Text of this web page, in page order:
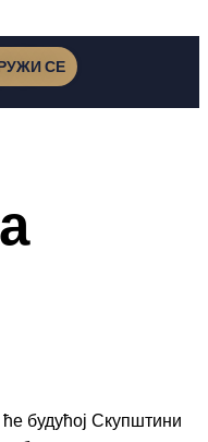
СЕ
будућој Скупштини